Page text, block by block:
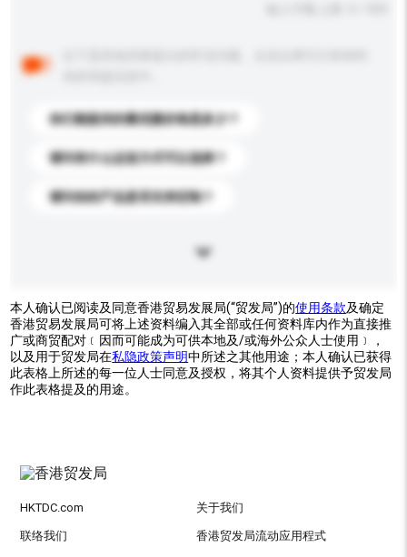
你们能提供的最优惠价格是多少？
请问有什么运送方式可以选择？
请问你的产品是否支持定制？
本人确认已阅读及同意香港贸易发展局(“贸发局”)的使用条款及确定
香港贸易发展局可将上述资料编入其全部或任何资料库内作为直接推
广或商贸配对﹝因而可能成为可供本地及/或海外公众人士使用﹞，
以及用于贸发局在私隐政策声明中所述之其他用途；本人确认已获得
此表格上所述的每一位人士同意及授权，将其个人资料提供予贸发局
作此表格提及的用途。
HKTDC.com 关于我们
联络我们 香港贸发局流动应用程式